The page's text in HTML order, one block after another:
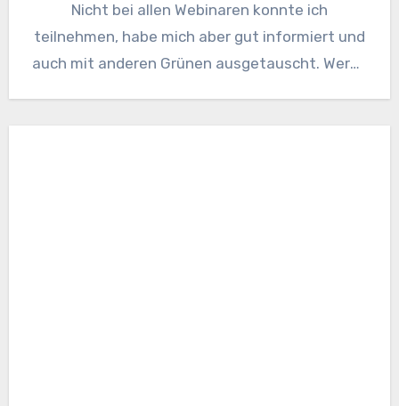
Nicht bei allen Webinaren konnte ich
teilnehmen, habe mich aber gut informiert und
auch mit anderen Grünen ausgetauscht. Werde